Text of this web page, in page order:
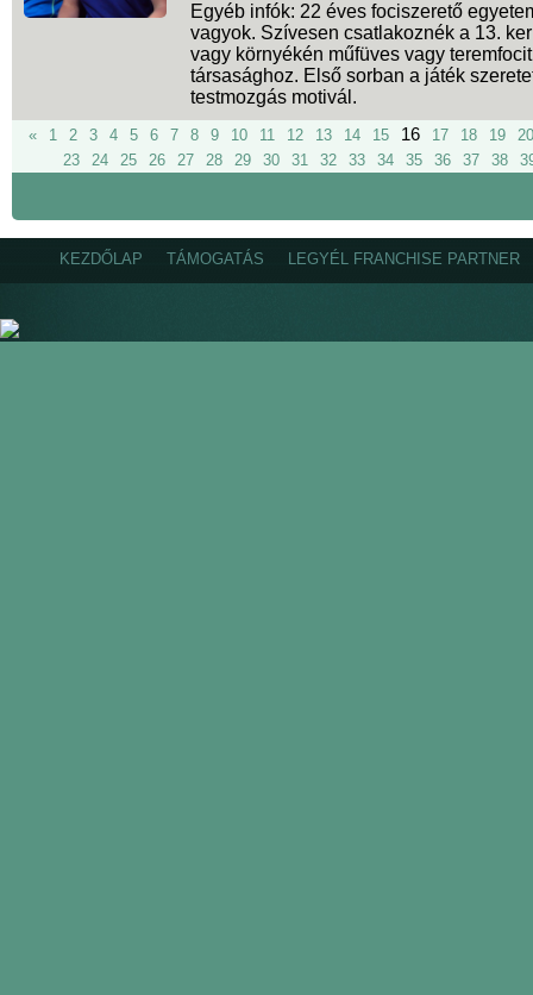
Egyéb infók: 22 éves fociszerető
vagyok. Szívesen csatlakoznék a 13.
vagy környékén műfüves vagy
társasághoz. Első sorban a játék
testmozgás motivál.
« 1 2 3 4 5 6 7 8 9 10 11 12 13 14 15 16 17 18 19
20
23
24 25 26 27 28 29 30 31 32 33 34 35 36 37 38
KEZDŐLAP TÁMOGATÁS LEGYÉL FRANCHISE PARTNER